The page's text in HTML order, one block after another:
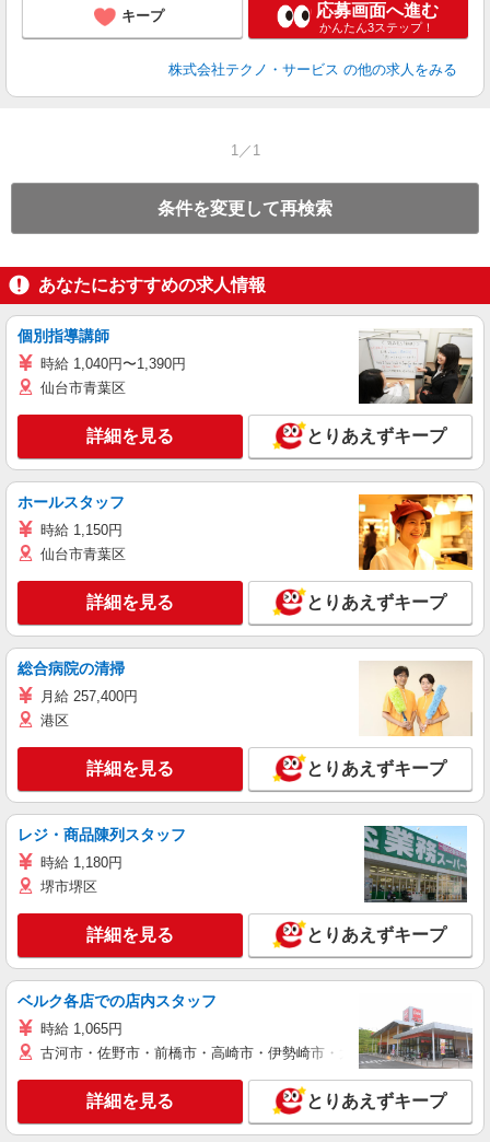
キープ 応募画面へ進む
かんたん3ステップ！
株式会社テクノ・サービス の他の求人をみる
1／1
条件を変更して再検索
あなたにおすすめの求人情報
個別指導講師
時給 1,040円〜1,390円
仙台市青葉区
詳細を見る とりあえずキープ
ホールスタッフ
時給 1,150円
仙台市青葉区
詳細を見る とりあえずキープ
総合病院の清掃
月給 257,400円
港区
詳細を見る とりあえずキープ
レジ・商品陳列スタッフ
時給 1,180円
堺市堺区
詳細を見る とりあえずキープ
ベルク各店での店内スタッフ
時給 1,065円
古河市・佐野市・前橋市・高崎市・伊勢崎市・太田市・館林市・藤
詳細を見る とりあえずキープ